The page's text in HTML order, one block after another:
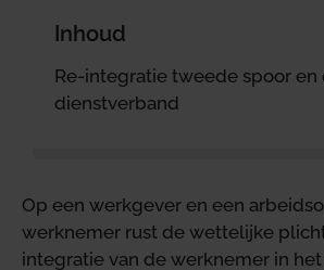
Inhoud
Re-integratie tweede spoor en
dienstverband
Op een werkgever en een
werknemer rust de wettelijke
integratie van de werknemer in